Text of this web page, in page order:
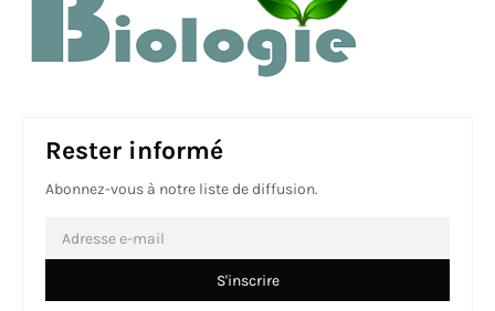
Rester informé
Abonnez-vous à notre liste de diffusion.